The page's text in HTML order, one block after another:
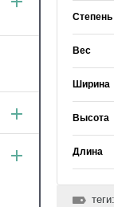
Вес
Ширина
Высота
Длина
теги: